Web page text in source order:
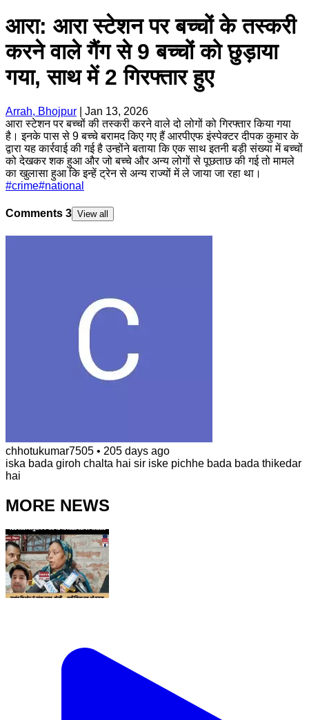
आरा: आरा स्टेशन पर बच्चों के तस्करी
करने वाले गैंग से 9 बच्चों को छुड़ाया
गया, साथ में 2 गिरफ्तार हुए
Arrah, Bhojpur
Jan 13, 2026
आरा स्टेशन पर बच्चों की तस्करी करने वाले दो लोगों को गिरफ्तार किया गया
है। इनके पास से 9 बच्चे बरामद किए गए हैं आरपीएफ इंस्पेक्टर दीपक कुमार के
द्वारा यह कार्रवाई की गई है उन्होंने बताया कि एक साथ इतनी बड़ी संख्या में बच्चों
को देखकर शक हुआ और जो बच्चे और अन्य लोगों से पूछताछ की गई तो मामले
का खुलासा हुआ कि इन्हें ट्रेन से अन्य राज्यों में ले जाया जा रहा था।
#crime#national
Comments 3 View all
chhotukumar7505 • 205 days ago
iska bada giroh chalta hai sir iske pichhe bada bada thikedar
hai
MORE NEWS